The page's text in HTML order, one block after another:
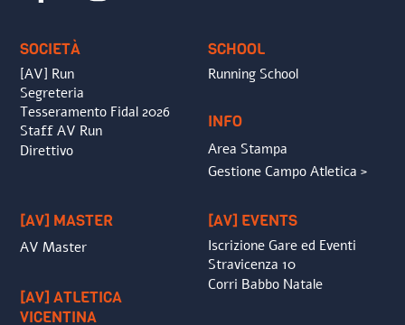
SOCIETÀ
[AV] Run
Segreteria
Tesseramento Fidal 2026
Staff AV Run
Direttivo
SCHOOL
Running School
INFO
Area Stampa
Gestione Campo Atletica >
[AV] MASTER
AV Master
[AV] ATLETICA
VICENTINA
[AV] EVENTS
Iscrizione Gare ed Eventi
Stravicenza 10
Corri Babbo Natale